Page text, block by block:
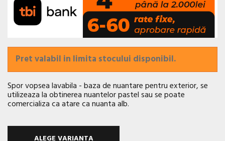
Pret valabil in limita stocului disponibil.
Spor vopsea lavabila - baza de nuantare pentru exterior, se
utilizeaza la obtinerea nuantelor pastel sau se poate
comercializa ca atare ca nuanta alb.
ALEGE VARIANTA